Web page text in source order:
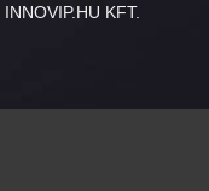
INNOVIP.HU KFT.